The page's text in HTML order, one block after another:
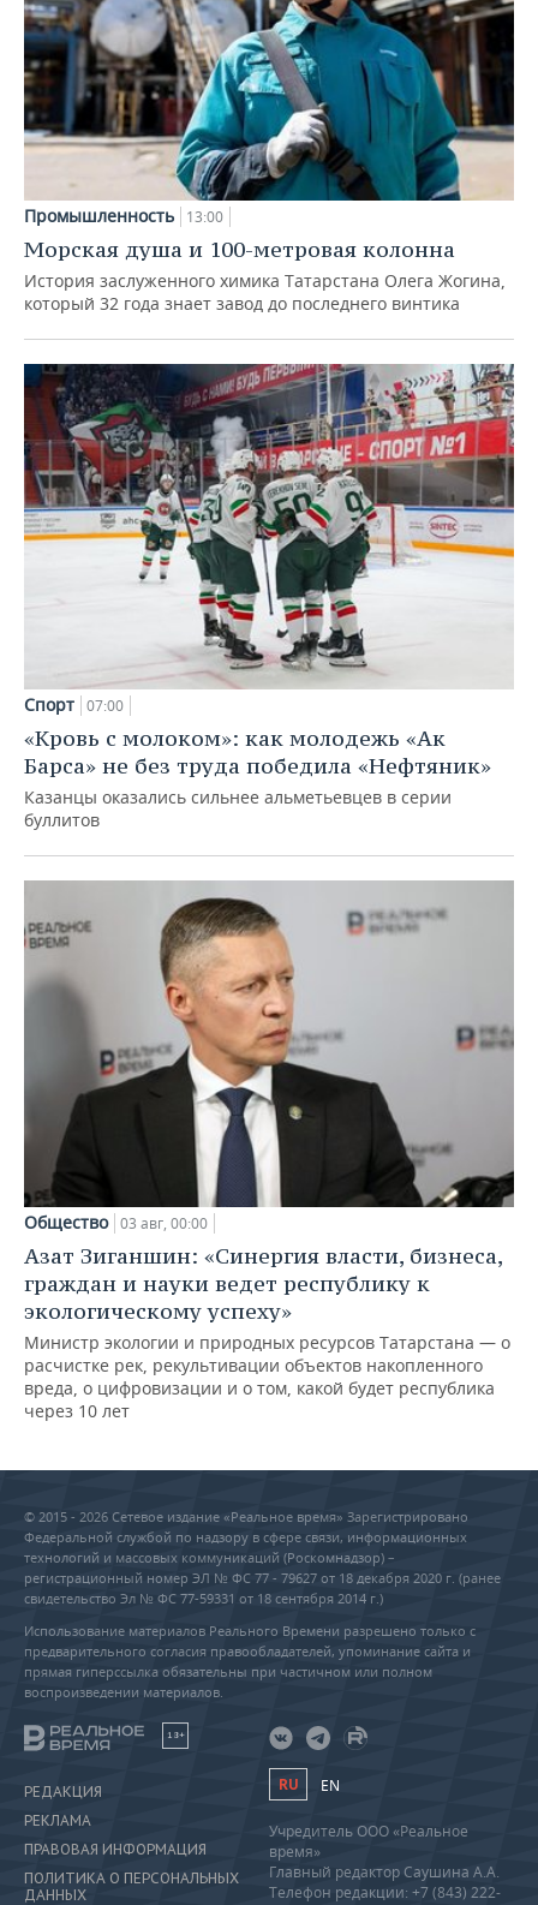
Промышленность 13:00
Морская душа и 100-метровая колонна
История заслуженного химика Татарстана Олега Жогина,
который 32 года знает завод до последнего винтика
Спорт 07:00
«Кровь с молоком»: как молодежь «Ак
Барса» не без труда победила «Нефтяник»
Казанцы оказались сильнее альметьевцев в серии
буллитов
Общество 03 авг, 00:00
Азат Зиганшин: «Синергия власти, бизнеса,
граждан и науки ведет республику к
экологическому успеху»
Министр экологии и природных ресурсов Татарстана — о
расчистке рек, рекультивации объектов накопленного
вреда, о цифровизации и о том, какой будет республика
через 10 лет
© 2015 - 2026 Сетевое издание «Реальное время» Зарегистрировано
Федеральной службой по надзору в сфере связи, информационных
технологий и массовых коммуникаций (Роскомнадзор) –
регистрационный номер ЭЛ № ФС 77 - 79627 от 18 декабря 2020 г. (ранее
свидетельство Эл № ФС 77-59331 от 18 сентября 2014 г.)
Использование материалов Реального Времени разрешено только с
предварительного согласия правообладателей, упоминание сайта и
прямая гиперссылка обязательны при частичном или полном
воспроизведении материалов.
18+
РЕДАКЦИЯ
РЕКЛАМА
ПРАВОВАЯ ИНФОРМАЦИЯ
ПОЛИТИКА О ПЕРСОНАЛЬНЫХ
ДАННЫХ
RU EN
Учредитель ООО «Реальное
время»
Главный редактор Саушина А.А.
Телефон редакции: +7 (843) 222-